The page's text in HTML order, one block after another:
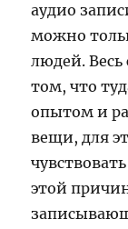
аудио
можно
людей. Весь
том, что
опытом и
вещи, для
этой